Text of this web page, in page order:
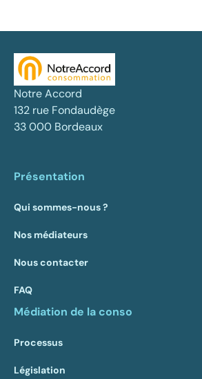
Notre Accord
132 rue Fondaudège
33 000 Bordeaux
Présentation
Qui sommes-nous ?
Nos médiateurs
Nous contacter
FAQ
Médiation de la conso
Processus
Législation